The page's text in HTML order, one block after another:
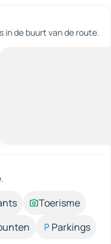
in de buurt van de route.
Toerisme
Parkings